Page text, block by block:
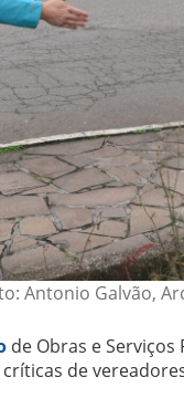
Antonio Galvão,
de Obras e Serviços
de